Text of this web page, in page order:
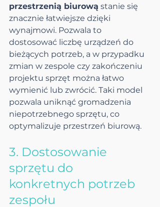
przestrzenią biurową stanie się
znacznie łatwiejsze dzięki
wynajmowi. Pozwala to
dostosować liczbę urządzeń do
bieżących potrzeb, a w przypadku
zmian w zespole czy zakończeniu
projektu sprzęt można łatwo
wymienić lub zwrócić. Taki model
pozwala uniknąć gromadzenia
niepotrzebnego sprzętu, co
optymalizuje przestrzeń biurową.
3. Dostosowanie
sprzętu do
konkretnych potrzeb
zespołu